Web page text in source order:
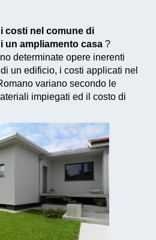
i costi nel comune di
un ampliamento casa ?
determinate opere inerenti
un edificio, i costi applicati nel
variano secondo le
impiegati ed il costo di